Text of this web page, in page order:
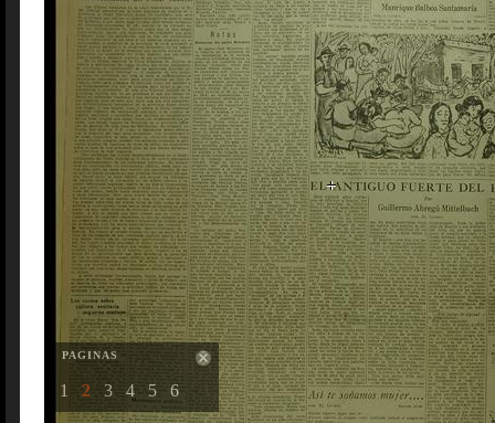
PAGINAS
1 2 3 4 5 6